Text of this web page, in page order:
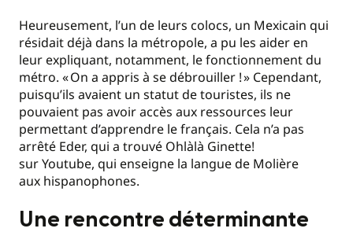
Heureusement, l’un de leurs colocs, un Mexicain qui
résidait déjà dans la métropole, a pu les aider en
leur expliquant, notamment, le fonctionnement du
métro. « On a appris à se débrouiller ! » Cependant,
puisqu’ils avaient un statut de touristes, ils ne
pouvaient pas avoir accès aux ressources leur
permettant d’apprendre le français. Cela n’a pas
arrêté Eder, qui a trouvé Ohlàlà Ginette!
sur Youtube, qui enseigne la langue de Molière
aux hispanophones.
Une rencontre déterminante